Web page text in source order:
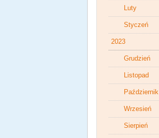
Luty
Styczeń
2023
Grudzień
Listopad
Październik
Wrzesień
Sierpień